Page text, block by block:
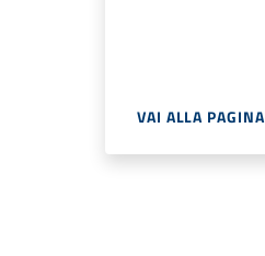
VAI ALLA PAGINA